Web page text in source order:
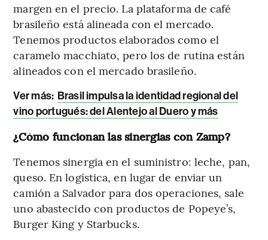
margen en el precio. La plataforma de café
brasileño está alineada con el mercado.
Tenemos productos elaborados como el
caramelo macchiato, pero los de rutina están
alineados con el mercado brasileño.
Ver más: Brasil impulsa la identidad regional del
vino portugués: del Alentejo al Duero y más
¿Cómo funcionan las sinergias con Zamp?
Tenemos sinergia en el suministro: leche, pan,
queso. En logística, en lugar de enviar un
camión a Salvador para dos operaciones, sale
uno abastecido con productos de Popeye’s,
Burger King y Starbucks.